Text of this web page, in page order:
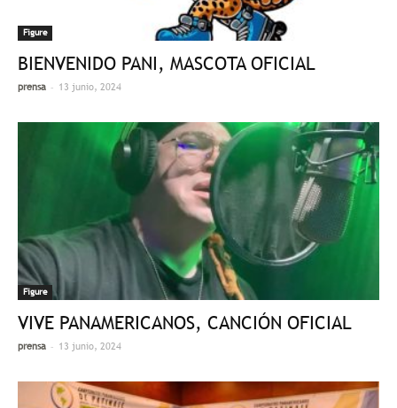
Figure
BIENVENIDO PANI, MASCOTA OFICIAL
prensa - 13 junio, 2024
Figure
VIVE PANAMERICANOS, CANCIÓN OFICIAL
prensa - 13 junio, 2024